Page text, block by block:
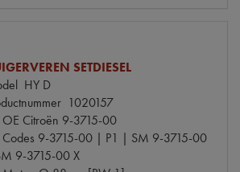
SETDIESEL
HY D
1020157
OE Citroën 9-3715-00
Codes 9-3715-00 | P1 | SM 9-3715-00
9-3715-00 X